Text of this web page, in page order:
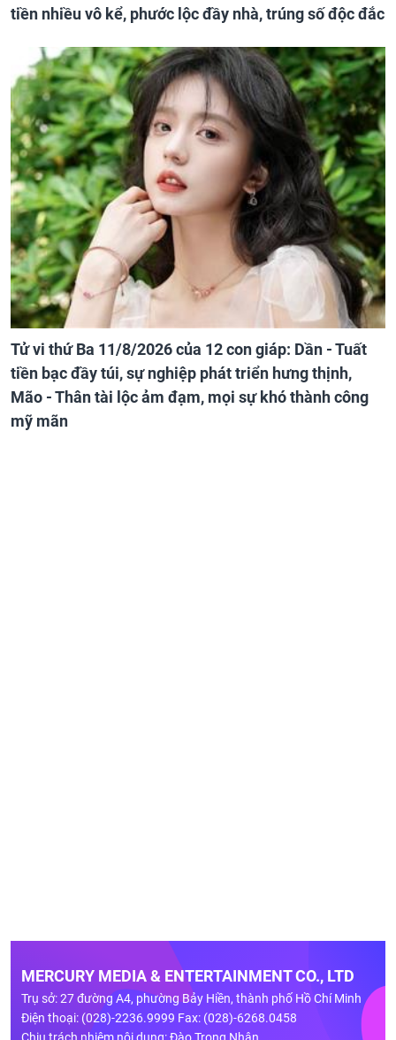
tiền nhiều vô kể, phước lộc đầy nhà, trúng số độc đắc
Tử vi thứ Ba 11/8/2026 của 12 con giáp: Dần - Tuất
tiền bạc đầy túi, sự nghiệp phát triển hưng thịnh,
Mão - Thân tài lộc ảm đạm, mọi sự khó thành công
mỹ mãn
MERCURY MEDIA & ENTERTAINMENT CO., LTD
Trụ sở: 27 đường A4, phường Bảy Hiền, thành phố Hồ Chí Minh
Điện thoại: (028)-2236.9999 Fax: (028)-6268.0458